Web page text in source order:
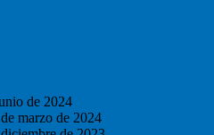
de 2024
marzo de 2024